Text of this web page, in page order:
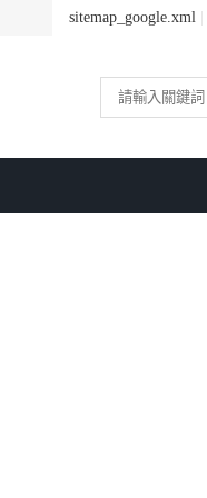
sitemap_google.xml